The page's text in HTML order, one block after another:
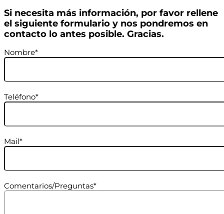
Si necesita más información, por favor rellene
el siguiente formulario y nos pondremos en
contacto lo antes posible. Gracias.
Nombre*
Teléfono*
Mail*
Comentarios/Preguntas*